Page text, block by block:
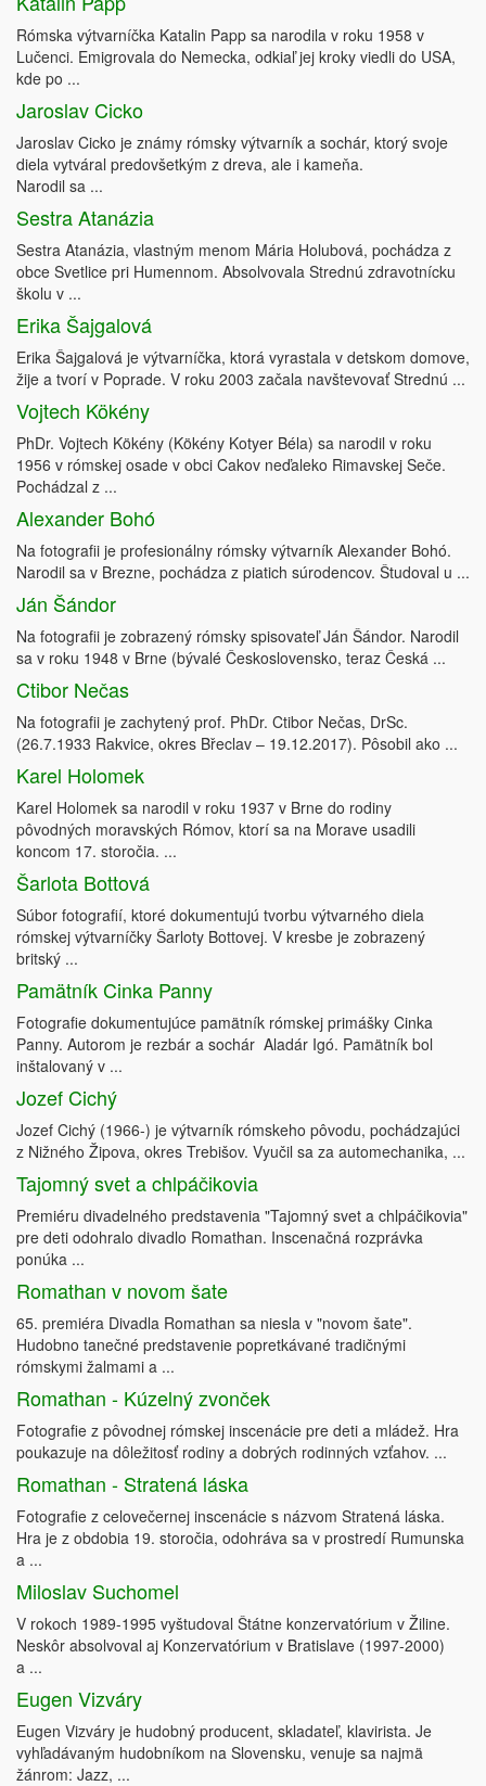
Rómska výtvarníčka Katalin Papp sa narodila v roku 1958 v
Lučenci. Emigrovala do Nemecka, odkiaľ jej kroky viedli do USA,
kde po ...
Jaroslav Cicko
Jaroslav Cicko je známy rómsky výtvarník a sochár, ktorý svoje
diela vytváral predovšetkým z dreva, ale i kameňa.
Narodil sa ...
Sestra Atanázia
Sestra Atanázia, vlastným menom Mária Holubová, pochádza z
obce Svetlice pri Humennom. Absolvovala Strednú zdravotnícku
školu v ...
Erika Šajgalová
Erika Šajgalová je výtvarníčka, ktorá vyrastala v detskom domove,
žije a tvorí v Poprade. V roku 2003 začala navštevovať Strednú ...
Vojtech Kökény
PhDr. Vojtech Kökény (Kökény Kotyer Béla) sa narodil v roku
1956 v rómskej osade v obci Cakov neďaleko Rimavskej Seče.
Pochádzal z ...
Alexander Bohó
Na fotografii je profesionálny rómsky výtvarník Alexander Bohó.
Narodil sa v Brezne, pochádza z piatich súrodencov. Študoval u ...
Ján Šándor
Na fotografii je zobrazený rómsky spisovateľ Ján Šándor. Narodil
sa v roku 1948 v Brne (bývalé Československo, teraz Česká ...
Ctibor Nečas
Na fotografii je zachytený prof. PhDr. Ctibor Nečas, DrSc.
(26.7.1933 Rakvice, okres Břeclav – 19.12.2017). Pôsobil ako ...
Karel Holomek
Karel Holomek sa narodil v roku 1937 v Brne do rodiny
pôvodných moravských Rómov, ktorí sa na Morave usadili
koncom 17. storočia. ...
Šarlota Bottová
Súbor fotografií, ktoré dokumentujú tvorbu výtvarného diela
rómskej výtvarníčky Šarloty Bottovej. V kresbe je zobrazený
britský ...
Pamätník Cinka Panny
Fotografie dokumentujúce pamätník rómskej primášky Cinka
Panny. Autorom je rezbár a sochár Aladár Igó. Pamätník bol
inštalovaný v ...
Jozef Cichý
Jozef Cichý (1966-) je výtvarník rómskeho pôvodu, pochádzajúci
z Nižného Žipova, okres Trebišov. Vyučil sa za automechanika, ...
Tajomný svet a chlpáčikovia
Premiéru divadelného predstavenia "Tajomný svet a chlpáčikovia"
pre deti odohralo divadlo Romathan. Inscenačná rozprávka
ponúka ...
Romathan v novom šate
65. premiéra Divadla Romathan sa niesla v "novom šate".
Hudobno tanečné predstavenie popretkávané tradičnými
rómskymi žalmami a ...
Romathan - Kúzelný zvonček
Fotografie z pôvodnej rómskej inscenácie pre deti a mládež. Hra
poukazuje na dôležitosť rodiny a dobrých rodinných vzťahov. ...
Romathan - Stratená láska
Fotografie z celovečernej inscenácie s názvom Stratená láska.
Hra je z obdobia 19. storočia, odohráva sa v prostredí Rumunska
a ...
Miloslav Suchomel
V rokoch 1989-1995 vyštudoval Štátne konzervatórium v Žiline.
Neskôr absolvoval aj Konzervatórium v Bratislave (1997-2000)
a ...
Eugen Vizváry
Eugen Vizváry je hudobný producent, skladateľ, klavirista. Je
vyhľadávaným hudobníkom na Slovensku, venuje sa najmä
žánrom: Jazz, ...